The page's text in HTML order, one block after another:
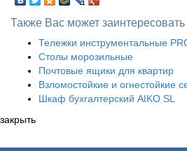
Также Вас может заинтересовать
Тележки инструментальные
Столы морозильные
Почтовые ящики для квартир
Взломостойкие и огнестойкие
Шкаф бухгалтерский AIKO SL
закрыть